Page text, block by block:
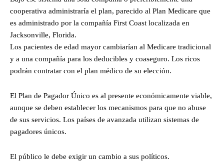
cooperativa administraría el plan, parecido al Plan Medicare que
es administrado por la compañía First Coast localizada en
Jacksonville, Florida.
Los pacientes de edad mayor cambiarían al Medicare tradicional
y a una compañía para los deducibles y coaseguro. Los ricos
podrán contratar con el plan médico de su elección.
El Plan de Pagador Único es al presente económicamente viable,
aunque se deben establecer los mecanismos para que no abuse
de sus servicios. Los países de avanzada utilizan sistemas de
pagadores únicos.
El público le debe exigir un cambio a sus políticos.